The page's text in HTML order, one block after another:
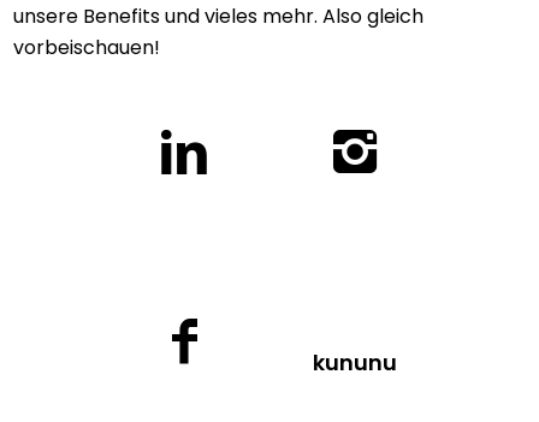
unsere Benefits und vieles mehr. Also gleich
vorbeischauen!
kununu